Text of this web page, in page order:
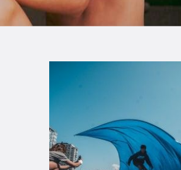
TIENDA FAMILY SURFERS
WEBCAM SALINAS